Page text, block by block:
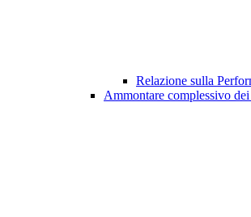
Relazione sulla
Ammontare complessivo